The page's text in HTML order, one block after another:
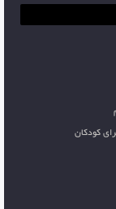
کودکان